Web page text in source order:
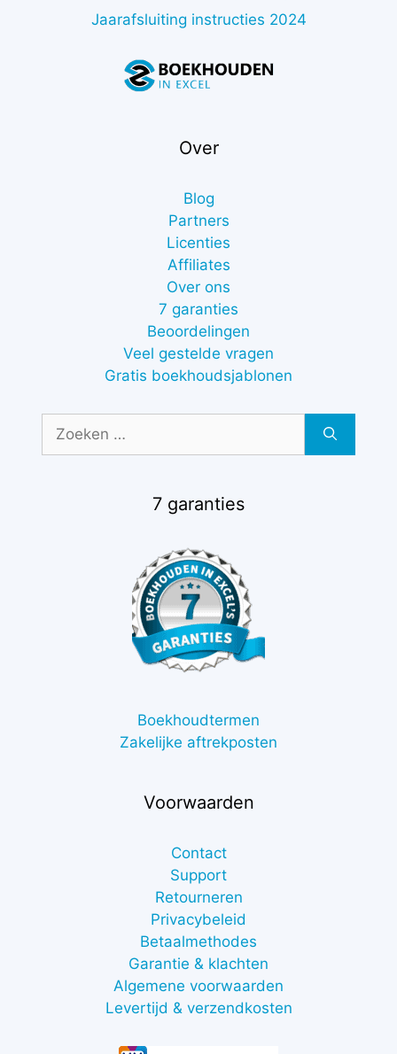
Jaarafsluiting instructies 2024
Over
Blog
Partners
Licenties
Affiliates
Over ons
7 garanties
Beoordelingen
Veel gestelde vragen
Gratis boekhoudsjablonen
naar:
7 garanties
Boekhoudtermen
Zakelijke aftrekposten
Voorwaarden
Contact
Support
Retourneren
Privacybeleid
Betaalmethodes
Garantie & klachten
Algemene voorwaarden
Levertijd & verzendkosten